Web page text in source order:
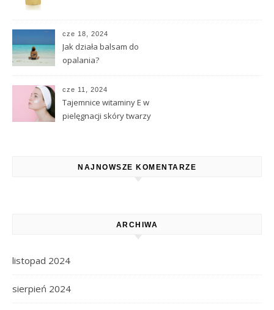
cze 18, 2024
Jak działa balsam do
opalania?
cze 11, 2024
Tajemnice witaminy E w
pielęgnacji skóry twarzy
NAJNOWSZE KOMENTARZE
ARCHIWA
listopad 2024
sierpień 2024